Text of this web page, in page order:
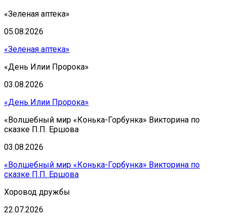
«Зеленая аптека»
05.08.2026
«Зеленая аптека»
«День Илии Пророка»
03.08.2026
«День Илии Пророка»
«Волшебный мир «Конька-Горбунка» Викторина по
сказке П.П. Ершова
03.08.2026
«Волшебный мир «Конька-Горбунка» Викторина по
сказке П.П. Ершова
Хоровод дружбы
22.07.2026